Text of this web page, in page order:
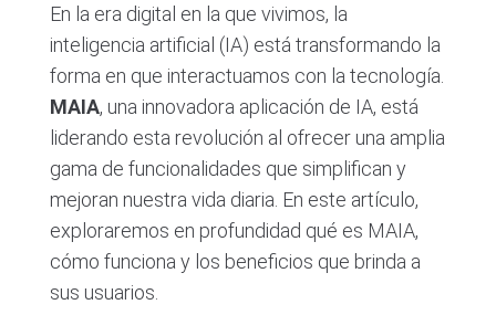
En la era digital en la que vivimos, la
inteligencia artificial (IA) está transformando la
forma en que interactuamos con la tecnología.
MAIA, una innovadora aplicación de IA, está
liderando esta revolución al ofrecer una amplia
gama de funcionalidades que simplifican y
mejoran nuestra vida diaria. En este artículo,
exploraremos en profundidad qué es MAIA,
cómo funciona y los beneficios que brinda a
sus usuarios.